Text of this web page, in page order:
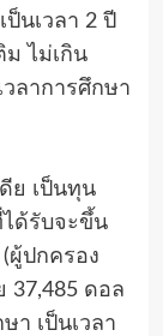
นเวลา 2 ปี
ม ไม่เกิน
ลาการศึกษา
ย เป็นทุน
ด้รับจะขึ้น
ผู้ปกครอง
37,485 ดอล
า เป็นเวลา